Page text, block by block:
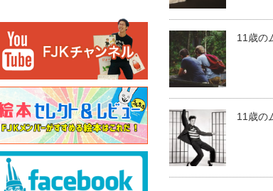
11歳の
11歳の